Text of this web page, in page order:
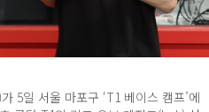
5일 서울 마포구 ‘T1 베이스 캠프’에